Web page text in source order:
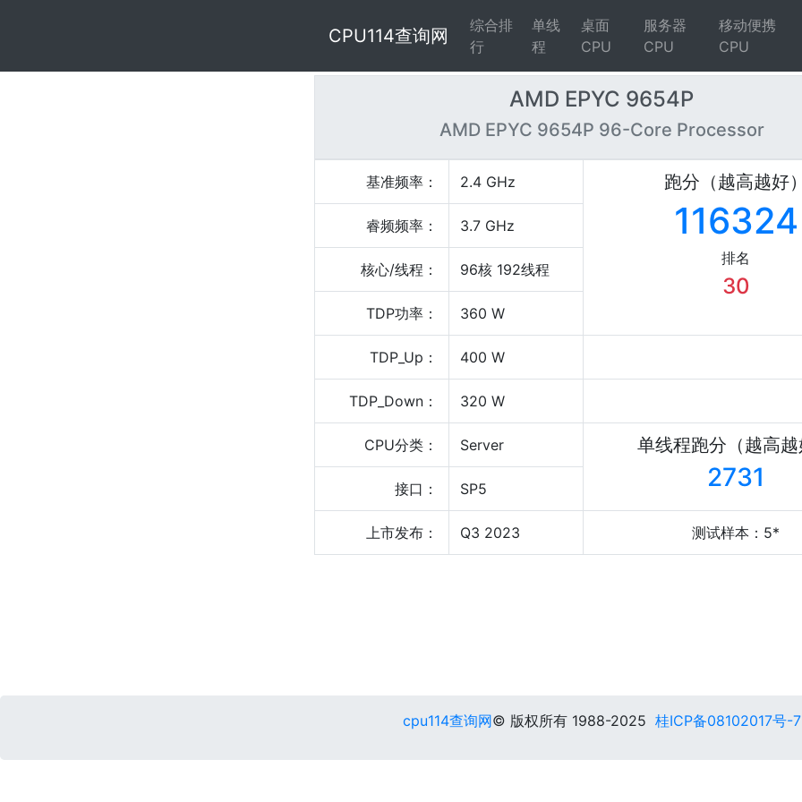
CPU114查询网
综合排
行
单线
程
桌面
CPU
服务器
CPU
移动便携
CPU
AMD EPYC 9654P
AMD EPYC 9654P 96-Core Processor
基准频率： 2.4 GHz 跑分（越高越好
116324
排名
30
睿频频率： 3.7 GHz
核心/线程： 96核 192线程
TDP功率： 360 W
TDP_Up： 400 W
TDP_Down： 320 W
CPU分类： Server 单线程跑分（越高
2731
接口： SP5
上市发布： Q3 2023 测试样本：5*
cpu114查询网© 版权所有 1988-2025 桂ICP备08102017号-7